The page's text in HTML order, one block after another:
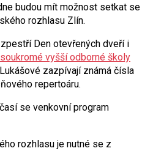
budou mít možnost setkat se
rozhlasu Zlín.
Den otevřených dveří i
vyšší odborné školy
zazpívají známá čísla
repertoáru.
se venkovní program
rozhlasu je nutné se z